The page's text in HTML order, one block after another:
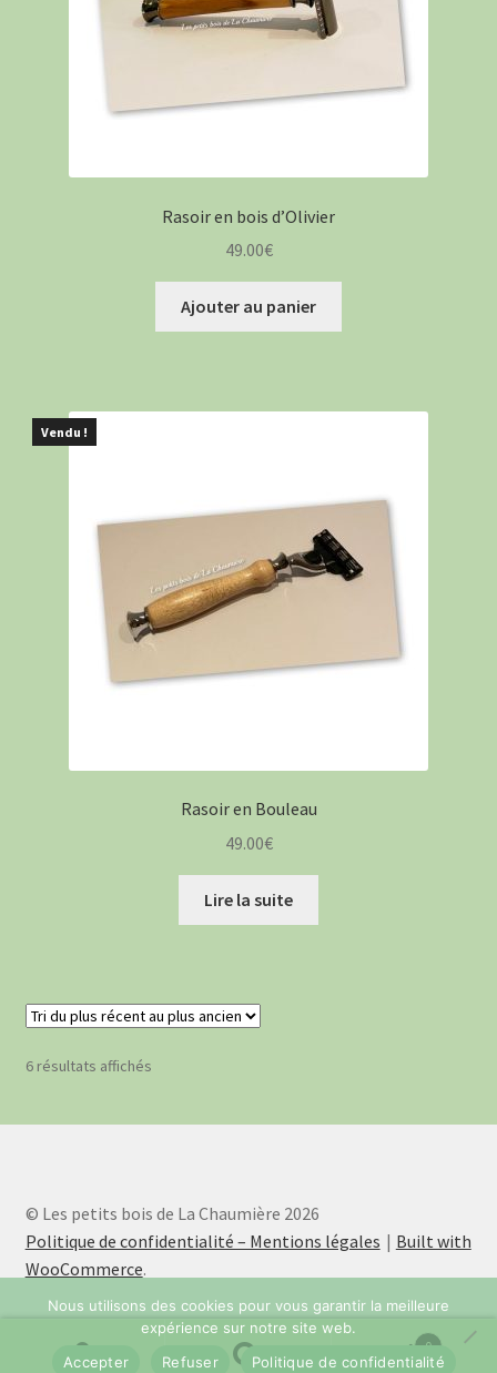
Rasoir en bois d’Olivier
49.00€
Ajouter au panier
Vendu !
Rasoir en Bouleau
49.00€
Lire la suite
6 résultats affichésTrié
ancien
© Les petits bois de La Chaumière 2026
Politique de confidentialité – Mentions légales
Built with
WooCommerce.
0
Nous utilisons des cookies pour vous garantir la meilleure
expérience sur notre site web.
Accepter
Refuser Politique de confidentialité